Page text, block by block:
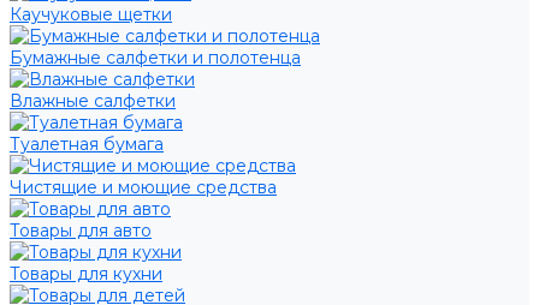
Каучуковые щетки
Бумажные салфетки и полотенца
Влажные салфетки
Туалетная бумага
Чистящие и моющие средства
Товары для авто
Товары для кухни